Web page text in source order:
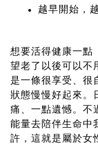
越早開始，
想要活得健康一點
望老了以後可以不
是一條很享受、很
狀態慢慢好起來。
痛、一點遺憾。不
能量去陪伴生命中
許，這就是屬於女